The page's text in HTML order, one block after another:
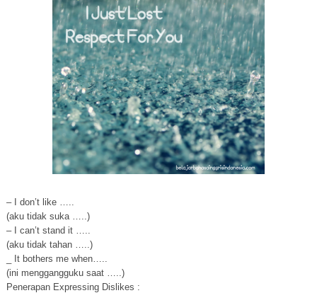
– I don’t like …..
(aku tidak suka …..)
– I can’t stand it …..
(aku tidak tahan …..)
_ It bothers me when…..
(ini menggangguku saat …..)
Penerapan Expressing Dislikes :